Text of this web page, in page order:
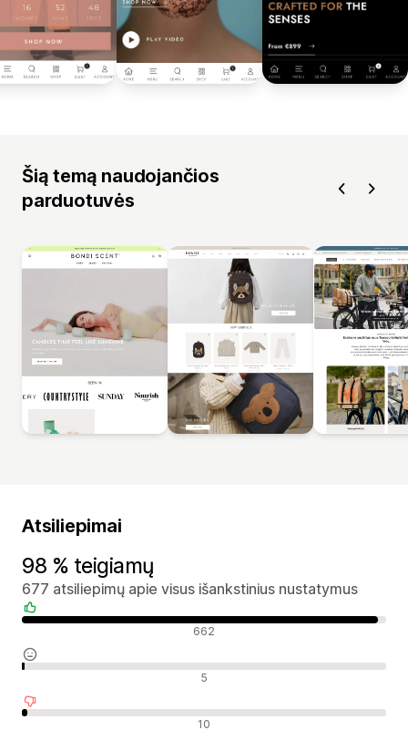
Šią temą naudojančios
parduotuvės
Atsiliepimai
98 % teigiamų
677 atsiliepimų apie visus išankstinius nustatymus
Teigiami atsiliepimai 662
Neutralūs atsiliepimai 5
Neigiami atsiliepimai 10